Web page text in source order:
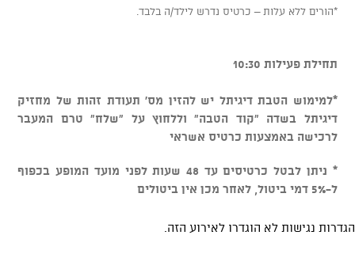
*הורים ללא עלות – כרטיס נדרש לילד/ה בלבד.
תחילת פעילות 10:30
*למימוש הטבת דיגיתל יש להזין מס' תעודת זהות של מחזיק
דיגיתל בשדה "קוד הטבה" וללחוץ על "שלח" טרם המעבר
לרכישה באמצעות כרטיס אשראי
* ניתן לבטל כרטיסים עד 48 שעות לפני מועד המופע בכפוף
ל-5% דמי ביטול, לאחר מכן אין ביטולים
הגדרות נגישות לא הוגדרו לאירוע הזה.